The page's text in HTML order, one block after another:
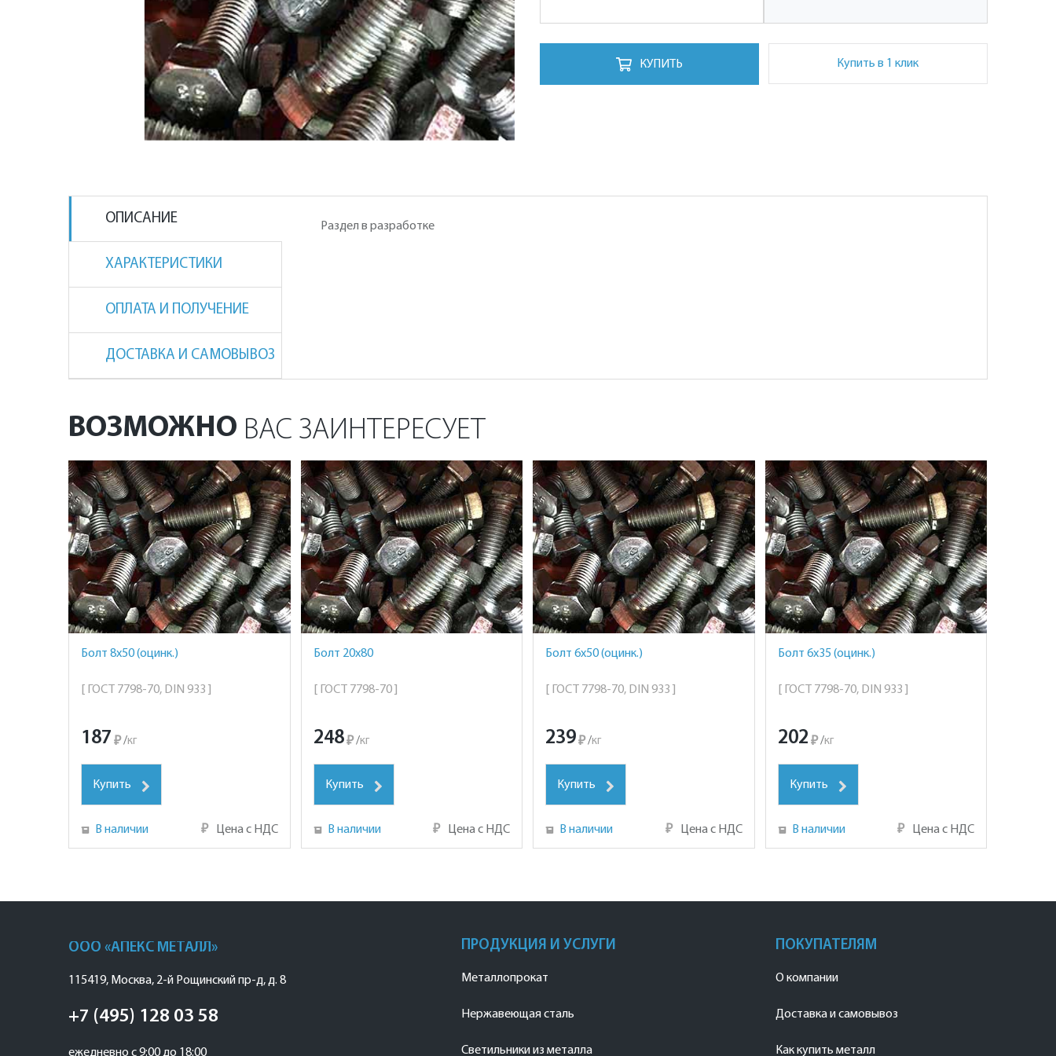
КУПИТЬ Купить в 1 клик
ОПИСАНИЕ
ХАРАКТЕРИСТИКИ
ОПЛАТА И ПОЛУЧЕНИЕ
ДОСТАВКА И САМОВЫВОЗ
Раздел в разработке
ВОЗМОЖНО ВАС ЗАИНТЕРЕСУЕТ
Болт 8х50 (оцинк.)
[ ГОСТ 7798-70, DIN 933 ]
187 ₽ /кг
Купить
В наличии ₽ Цена с НДС
Болт 20х80
[ ГОСТ 7798-70 ]
248 ₽ /кг
Купить
В наличии ₽ Цена с НДС
Болт 6х50 (оцинк.)
[ ГОСТ 7798-70, DIN 933 ]
239₽ /кг
Купить
В наличии ₽ Цена с НДС
Болт 6х35 (оцинк.)
[ ГОСТ 7798-70, DIN 933 ]
202 ₽ /кг
Купить
В наличии ₽ Цена с НДС
ООО «АПЕКС МЕТАЛЛ»
115419, Москва, 2-й Рощинский пр-д, д. 8
+7 (495) 128 03 58
ежедневно с 9:00 до 18:00
ПРОДУКЦИЯ И УСЛУГИ
Металлопрокат
Нержавеющая сталь
Светильники из металла
ПОКУПАТЕЛЯМ
О компании
Доставка и самовывоз
Как купить металл